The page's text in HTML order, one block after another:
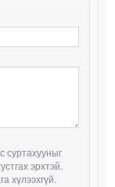
суртахууныг
эрхтэй.
хүлээхгүй.